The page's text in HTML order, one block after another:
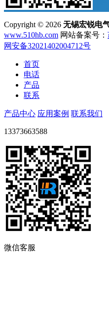
Copyright © 2026 无锡宏锐电
www.510hb.com 网站备案号：
网安备32021402004712号
首页
电话
产品
联系
产品中心 应用案例 联系我们
13373663588
微信客服